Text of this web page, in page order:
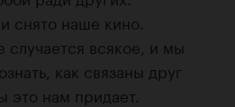
снято наше кино.
всякое, и мы
как связаны друг
это нам придает.